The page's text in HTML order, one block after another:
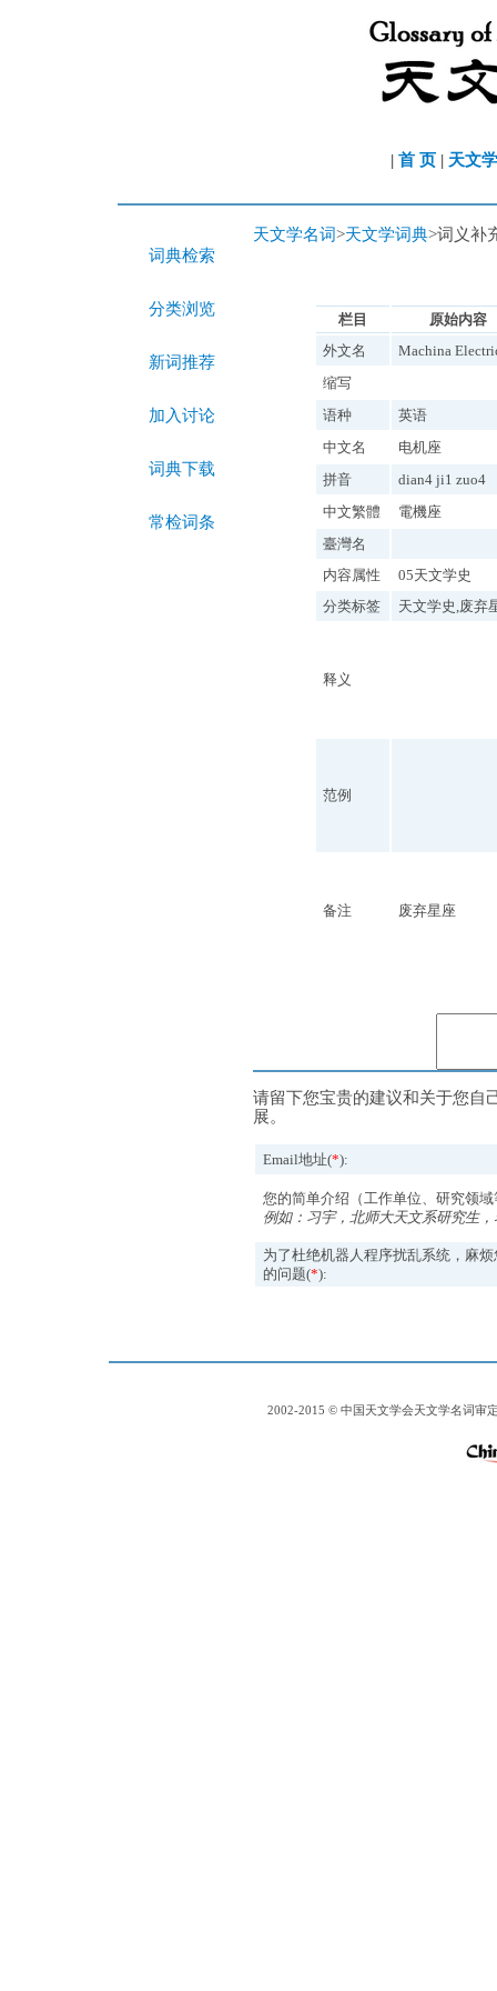
| 首 页 | 天文
词典检索
分类浏览
新词推荐
加入讨论
词典下载
常检词条
天文学名词>天文学词典>词义补
栏目
原始内容
外文名
Machina
缩写
语种
英语
中文名
电机座
拼音
dian4 ji1 zuo4
中文繁體
電機座
臺灣名
内容属性
05天文学史
分类标签
天文学史,废弃
释义
范例
备注 废弃星座
请留下您宝贵的建议和关于您自
展。
Email地址(*):
您的简单介绍（工作单位、研究领域
例如：习宇，北师大天文系研究生
为了杜绝机器人程序扰乱系统，麻
的问题(*):
2002-2015 © 中国天文学会天文学名词审